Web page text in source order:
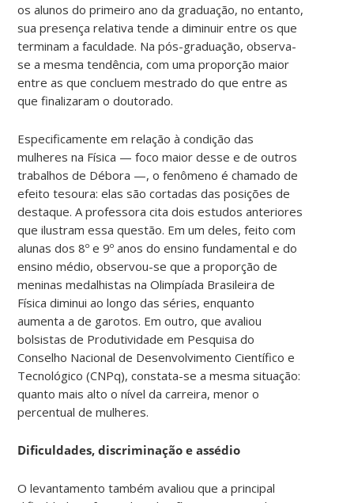
os alunos do primeiro ano da graduação, no entanto,
sua presença relativa tende a diminuir entre os que
terminam a faculdade. Na pós-graduação, observa-
se a mesma tendência, com uma proporção maior
entre as que concluem mestrado do que entre as
que finalizaram o doutorado.
Especificamente em relação à condição das
mulheres na Física — foco maior desse e de outros
trabalhos de Débora —, o fenômeno é chamado de
efeito tesoura: elas são cortadas das posições de
destaque. A professora cita dois estudos anteriores
que ilustram essa questão. Em um deles, feito com
alunas dos 8º e 9º anos do ensino fundamental e do
ensino médio, observou-se que a proporção de
meninas medalhistas na Olimpíada Brasileira de
Física diminui ao longo das séries, enquanto
aumenta a de garotos. Em outro, que avaliou
bolsistas de Produtividade em Pesquisa do
Conselho Nacional de Desenvolvimento Científico e
Tecnológico (CNPq), constata-se a mesma situação:
quanto mais alto o nível da carreira, menor o
percentual de mulheres.
Dificuldades, discriminação e assédio
O levantamento também avaliou que a principal